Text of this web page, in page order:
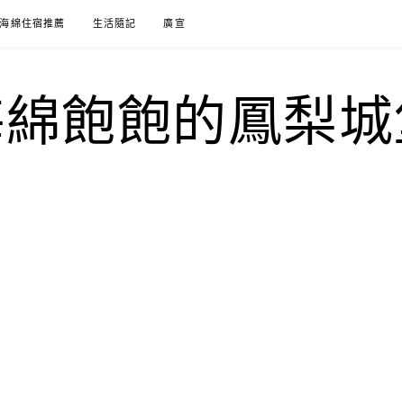
海綿住宿推薦 生活隨記 廣宣
飽飽的鳳梨